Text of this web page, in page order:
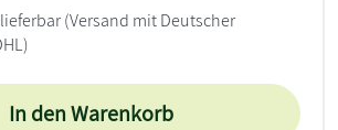
(Versand mit Deutscher
In den Warenkorb